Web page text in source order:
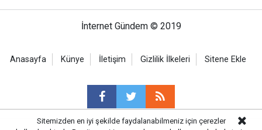
İnternet Gündem © 2019
Anasayfa Künye İletişim Gizlilik İlkeleri Sitene Ekle
Sitemizden en iyi şekilde faydalanabilmeniz için çerezler